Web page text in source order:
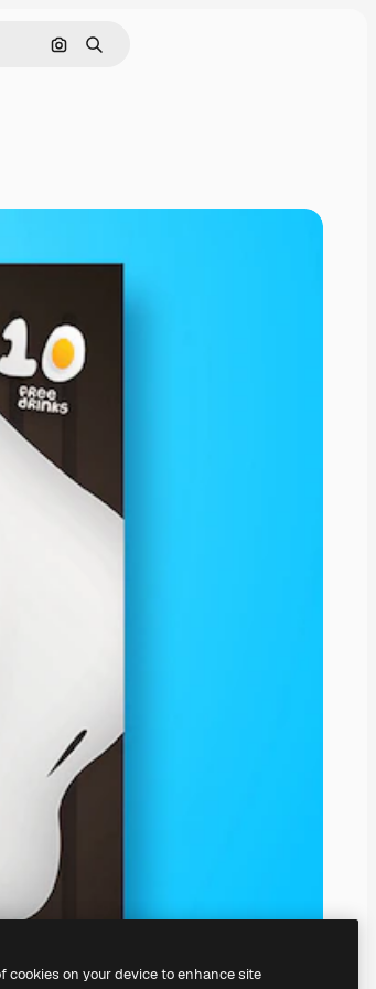
Cerca per immagine
Ricerca
cookies on your device to enhance site